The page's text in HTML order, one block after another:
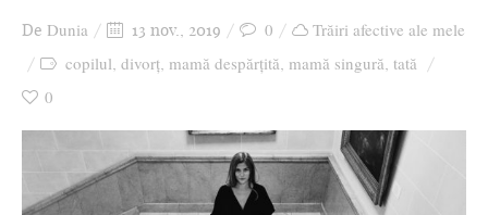
De Dunia 13 nov., 2019 0
Trăiri afective ale mele
copilul divorț mamă despărțită mamă singură tată
0